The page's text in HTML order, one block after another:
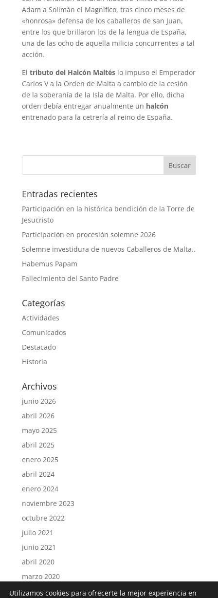
Adam a Solimán el Magnífico, tras cinco meses de
«honrosa» defensa de los caballeros de san Juan,
entre los que brillaron los de la lengua de España,
una de las ocho de aquella milicia concurrentes a tal
acción.
El tributo del Halcón Maltéslo impuso el Emperador
Carlos V a la Orden de Malta a cambio de la cesión
de la soberanía de la Isla de Malta. Por ello, dicha
orden debía entregar anualmente un halcón
entrenado para la cetrería al reino de España.
Entradas recientes
Participación en la histórica bendición de la Torre de
Jesucristo
Participación en procesión solemne 2026
Solemne investidura de nuevos Caballeros de Malta..
Habemus Papam
Fallecimiento del Santo Padre
Categorías
Actividades
Comunicados
Destacado
Historia
Archivos
junio 2026
abril 2026
mayo 2025
abril 2025
enero 2025
abril 2024
enero 2024
noviembre 2023
octubre 2022
julio 2021
junio 2021
abril 2020
marzo 2020
septiembre 2019
Utilizamos cookies para ofrecerte la mejor experiencia en